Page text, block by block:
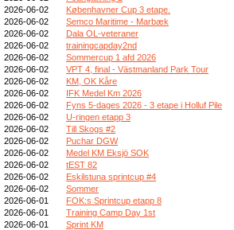
2026-06-02
Københavner Cup 3 etape.
2026-06-02
Semco Maritime - Marbæk
2026-06-02
Dala OL-veteraner
2026-06-02
trainingcapday2nd
2026-06-02
Sommercup 1 afd 2026
2026-06-02
VPT 4, final - Västmanland Park Tour
2026-06-02
KM, OK Kåre
2026-06-02
IFK Medel Km 2026
2026-06-02
Fyns 5-dages 2026 - 3 etape i Holluf Pile
2026-06-02
U-ringen etapp 3
2026-06-02
Till Skogs #2
2026-06-02
Puchar DGW
2026-06-02
Medel KM Eksjö SOK
2026-06-02
tEST 82
2026-06-02
Eskilstuna sprintcup #4
2026-06-02
Sommer
2026-06-01
FOK:s Sprintcup etapp 8
2026-06-01
Training Camp Day 1st
2026-06-01
Sprint KM